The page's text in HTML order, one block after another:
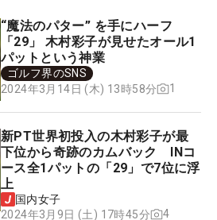
“魔法のパター” を手にハーフ
「29」 木村彩子が見せたオール1
パットという神業
ゴルフ界のSNS
2024年3月14日 (木) 13時58分
1
新PT世界初投入の木村彩子が最
下位から奇跡のカムバック INコ
ース全1パットの「29」で7位に浮
上
国内女子
2024年3月9日 (土) 17時45分
4